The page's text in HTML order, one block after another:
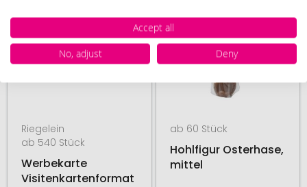
Riegelein
ab 540 Stück
Werbekarte
Visitenkartenformat
ab 60 Stück
Hohlfigur Osterhase,
mittel
Accept all
No, adjust
Deny